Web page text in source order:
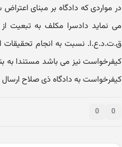
در مواردی که دادگاه بر مبنای
ق.ت.د.ع.ا. نسبت به انجام تحقیقات
کیفرخواست به دادگاه ذی صلاح ارسال
0
0